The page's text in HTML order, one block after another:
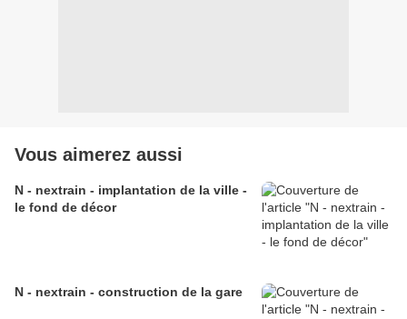
Vous aimerez aussi
N - nextrain - implantation de la ville -
le fond de décor
N - nextrain - construction de la gare